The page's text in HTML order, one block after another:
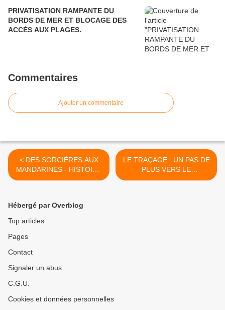
PRIVATISATION RAMPANTE DU
BORDS DE MER ET BLOCAGE DES
ACCÈS AUX PLAGES.
Commentaires
Ajouter un commentaire
< DES SORCIÈRES AUX
MANDARINES - HISTOIRE
DES FEMMES MÉDECINS
LE TRAÇAGE : UN PAS DE
PLUS VERS LE
TOTALITARISME
Hébergé par Overblog
Top articles
Pages
Contact
Signaler un abus
C.G.U.
Cookies et données personnelles